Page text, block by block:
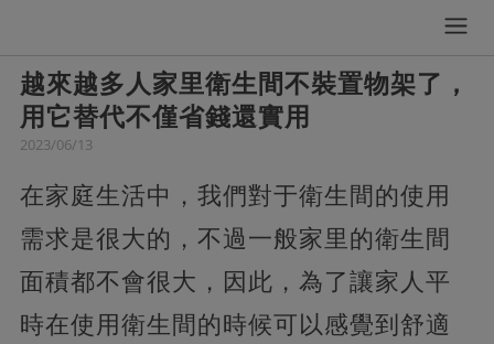
越來越多人家里衛生間不裝置物架了，
用它替代不僅省錢還實用
2023/06/13
在家庭生活中，我們對于衛生間的使用
需求是很大的，不過一般家里的衛生間
面積都不會很大，因此，為了讓家人平
時在使用衛生間的時候可以感覺到舒適